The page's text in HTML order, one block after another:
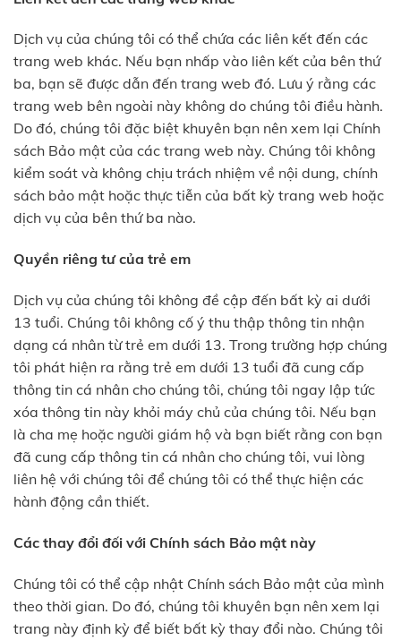
Dịch vụ của chúng tôi có thể chứa các liên kết đến các
trang web khác. Nếu bạn nhấp vào liên kết của bên thứ
ba, bạn sẽ được dẫn đến trang web đó. Lưu ý rằng các
trang web bên ngoài này không do chúng tôi điều hành.
Do đó, chúng tôi đặc biệt khuyên bạn nên xem lại Chính
sách Bảo mật của các trang web này. Chúng tôi không
kiểm soát và không chịu trách nhiệm về nội dung, chính
sách bảo mật hoặc thực tiễn của bất kỳ trang web hoặc
dịch vụ của bên thứ ba nào.
Quyền riêng tư của trẻ em
Dịch vụ của chúng tôi không đề cập đến bất kỳ ai dưới
13 tuổi. Chúng tôi không cố ý thu thập thông tin nhận
dạng cá nhân từ trẻ em dưới 13. Trong trường hợp chúng
tôi phát hiện ra rằng trẻ em dưới 13 tuổi đã cung cấp
thông tin cá nhân cho chúng tôi, chúng tôi ngay lập tức
xóa thông tin này khỏi máy chủ của chúng tôi. Nếu bạn
là cha mẹ hoặc người giám hộ và bạn biết rằng con bạn
đã cung cấp thông tin cá nhân cho chúng tôi, vui lòng
liên hệ với chúng tôi để chúng tôi có thể thực hiện các
hành động cần thiết.
Các thay đổi đối với Chính sách Bảo mật này
Chúng tôi có thể cập nhật Chính sách Bảo mật của mình
theo thời gian. Do đó, chúng tôi khuyên bạn nên xem lại
trang này định kỳ để biết bất kỳ thay đổi nào. Chúng tôi